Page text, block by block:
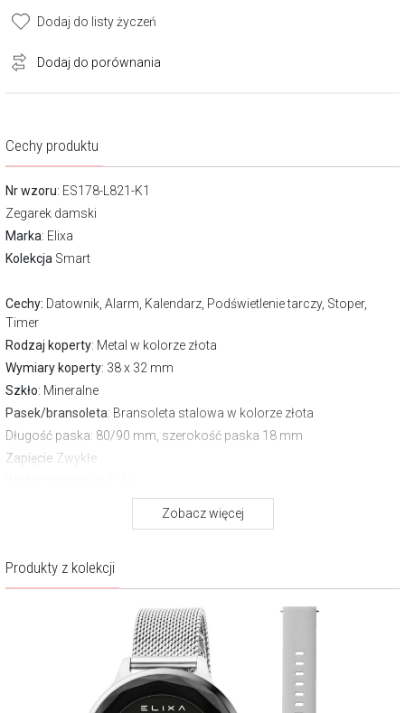
Cechy produktu
Nr wzoru: ES178-L821-K1
Zegarek damski
Marka: Elixa
Kolekcja Smart
Cechy: Datownik, Alarm, Kalendarz, Podświetlenie tarczy, Stoper,
Timer
Rodzaj koperty: Metal w kolorze złota
Wymiary koperty: 38 x 32 mm
Szkło: Mineralne
Pasek/bransoleta: Bransoleta stalowa w kolorze złota
Długość paska: 80/90 mm, szerokość paska 18 mm
Zapięcie Zwykłe
Gwarancja producenta:2 lata
Czas pracy: do 5 dni, w zależności od użytkowania
180mAh
Tak
R2Active
Zobacz więcej
Dodaj do listy życzeń
Dodaj do porównania
Produkty z kolekcji